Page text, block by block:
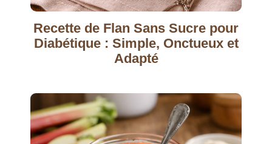
Recette de Flan Sans Sucre pour
Diabétique : Simple, Onctueux et
Adapté